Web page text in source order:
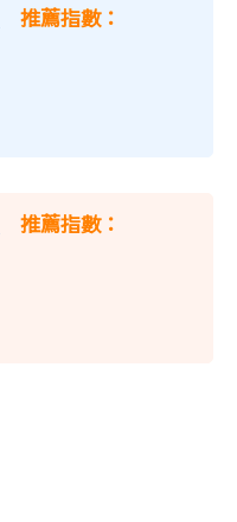
推薦指數：
推薦指數：